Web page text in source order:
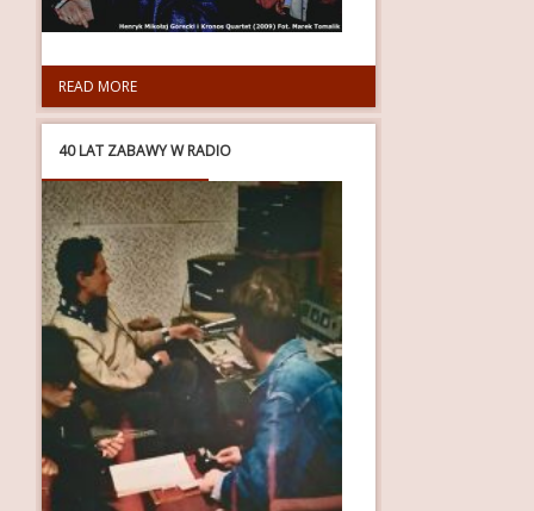
READ MORE
40 LAT ZABAWY W RADIO